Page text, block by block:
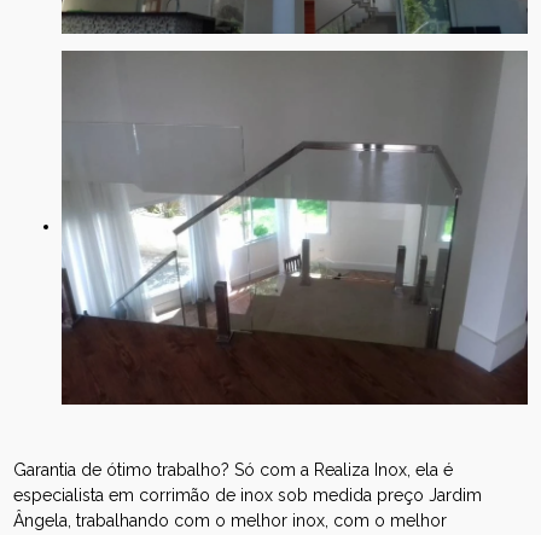
Garantia de ótimo trabalho? Só com a Realiza Inox, ela é
especialista em corrimão de inox sob medida preço Jardim
Ângela, trabalhando com o melhor inox, com o melhor